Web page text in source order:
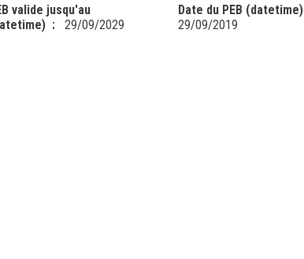
valide jusqu'au
29/09/2029
Date du PEB (datetime)
29/09/2019